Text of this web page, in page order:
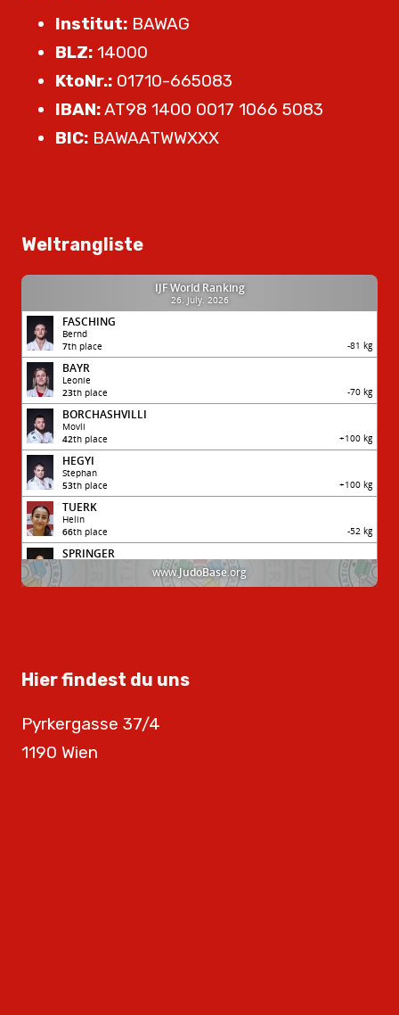
Institut: BAWAG
BLZ: 14000
KtoNr.: 01710-665083
IBAN:AT98 1400 0017 1066 5083
BIC: BAWAATWWXXX
Weltrangliste
Hier findest du uns
Pyrkergasse 37/4
1190 Wien